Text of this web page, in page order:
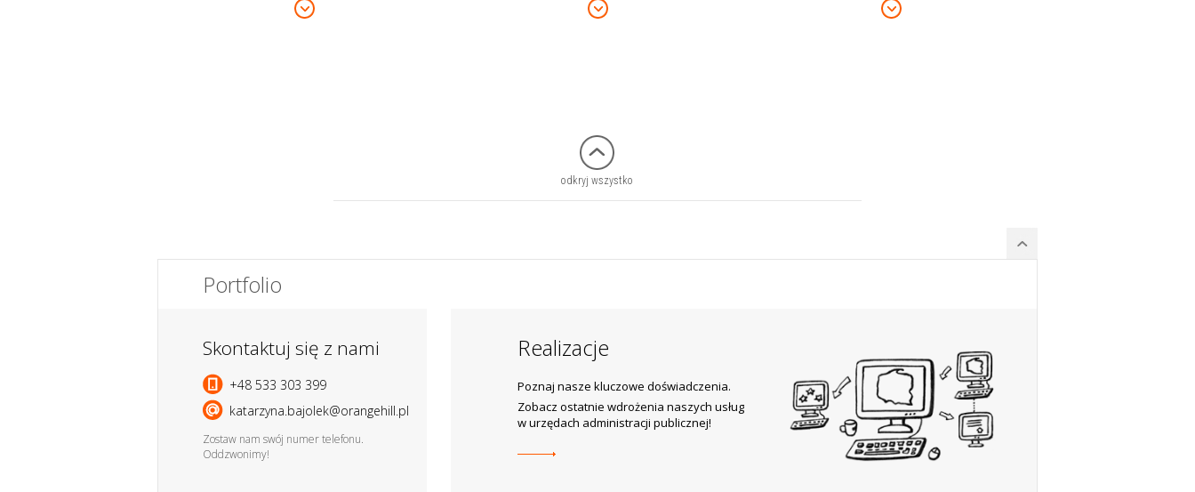
odkryj wszystko
Portfolio
Skontaktuj się z nami
+48 533 303 399
katarzyna.bajolek@orangehill.pl
Zostaw nam swój numer telefonu.
Oddzwonimy!
Realizacje
Poznaj nasze kluczowe doświadczenia.
Zobacz ostatnie wdrożenia naszych usług
w urzędach administracji publicznej!